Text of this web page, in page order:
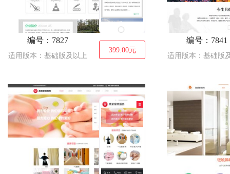
编号：7827
适用版本：基础版及以上
399.00元
编号：7841
适用版本：基础版